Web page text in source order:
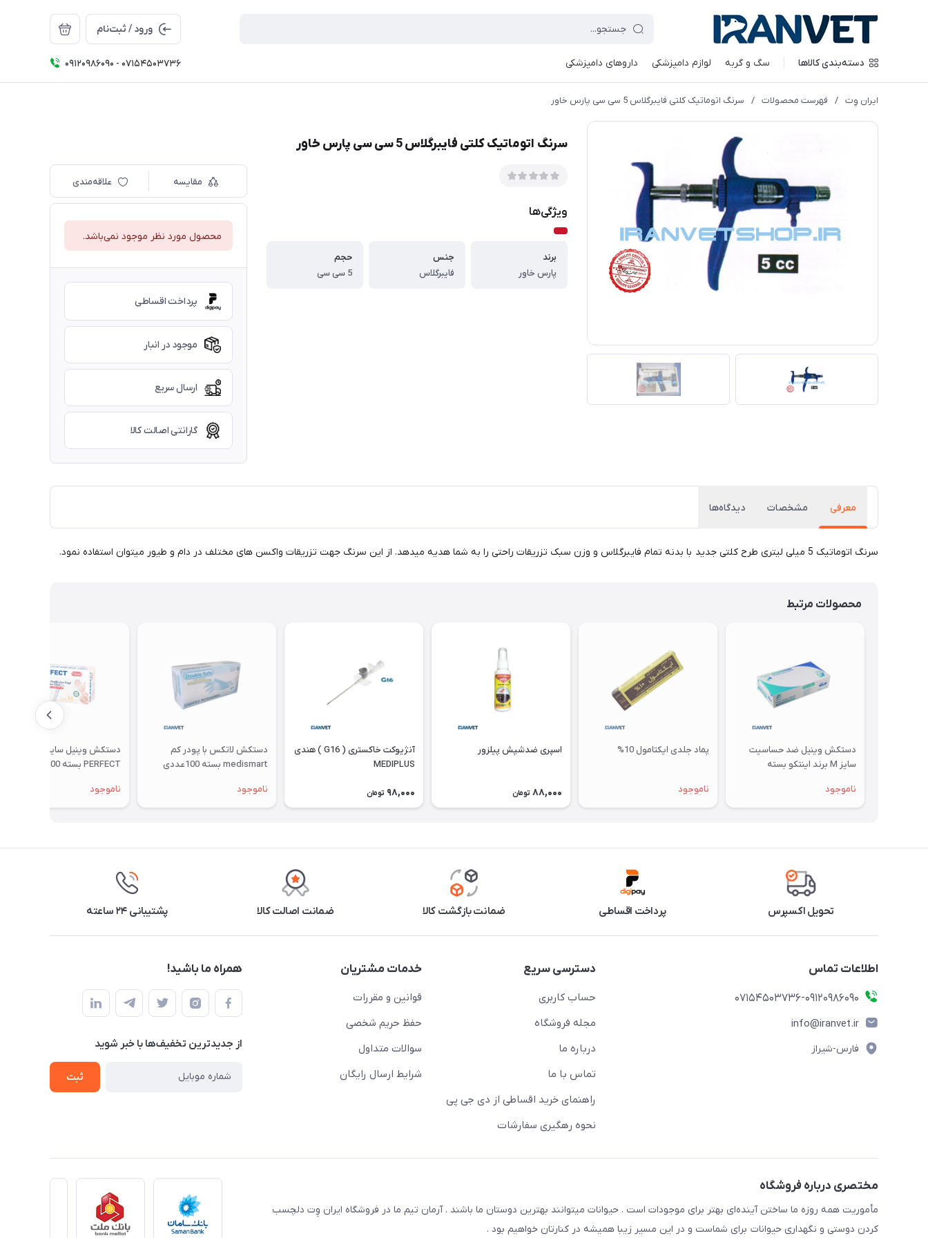
ورود / ثبت‌نام
دسته‌بندی کالاها سگ و گربه لوازم دامپزشکی داروهای دامپزشکی 09120986090 - 07154503736
ایران وِت / فهرست محصولات / سرنگ اتوماتیک کلتی فایبرگلاس 5 سی سی پارس خاور
سرنگ اتوماتیک کلتی فایبرگلاس 5 سی سی پارس خاور
ویژگی‌ها
برند
پارس خاور
جنس
فایبرگلاس
حجم
5 سی سی
مقایسه علاقه‌مندی
محصول مورد نظر موجود نمی‌باشد.
پرداخت اقساطی
موجود در انبار
ارسال سریع
گارانتی اصالت کالا
معرفی مشخصات دیدگاه‌ها
سرنگ اتوماتیک 5 میلی لیتری طرح کلتی جدید با بدنه تمام فایبرگلاس و وزن سبک تزریقات راحتی را به شما هدیه میدهد. از این سرنگ جهت تزریقات واکسن های مختلف در دام و طیور میتوان استفاده نمود.
محصولات مرتبط
دستکش وینیل ضد حساسیت
سایز M برند اینتکو بسته
ناموجود
پماد جلدی ایکتامول 10%
ناموجود
اسپری ضدشپش پیلزور
88,000 تومان
آنژیوکت خاکستری ( G16 ) هندی
MEDIPLUS
98,000 تومان
دستکش لاتکس با پودر کم
medismart بسته 100عددی
ناموجود
PERFECT بسته 100عددی
ناموجود
تحویل اکسپرس پرداخت اقساطی ضمانت بازگشت کالا ضمانت اصالت کالا پشتیبانی ۲۴ ساعته
اطلاعات تماس
07154503736-09120986090
info@iranvet.ir
فارس-شیراز
دسترسی سریع
حساب کاربری
مجله فروشگاه
درباره ما
تماس با ما
راهنمای خرید اقساطی از دی جی پی
نحوه رهگیری سفارشات
خدمات مشتریان
قوانین و مقررات
حفظ حریم شخصی
سوالات متداول
شرایط ارسال رایگان
همراه ما باشید!
از جدید‌ترین تخفیف‌ها با‌ خبر شوید
ثبت
مختصری درباره فروشگاه
مأموریت همه روزه ما ساختن آینده‌ای بهتر برای موجودات است . حیوانات میتوانند بهترین دوستان ما باشند . آرمان تیم ما در فروشگاه ایران وِت دلچسب
کردن دوستی و نگهداری حیوانات برای شماست و در این مسیر زیبا همیشه در کنارتان خواهیم بود .